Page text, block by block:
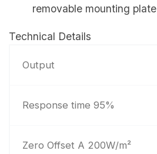
removable mounting plate
Technical Details
Output
Response time 95%
Zero Offset A 200W/m²